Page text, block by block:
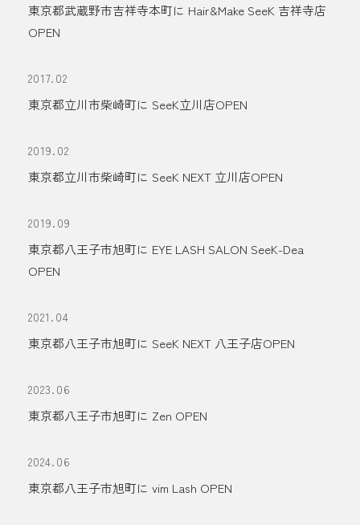
東京都武蔵野市吉祥寺本町に Hair&Make SeeK 吉祥寺店
OPEN
2017.02
東京都立川市柴崎町に SeeK立川店OPEN
2019.02
東京都立川市柴崎町に SeeK NEXT 立川店OPEN
2019.09
東京都八王子市旭町に EYE LASH SALON SeeK-Dea
OPEN
2021.04
東京都八王子市旭町に SeeK NEXT 八王子店OPEN
2023.06
東京都八王子市旭町に Zen OPEN
2024.06
東京都八王子市旭町に vim Lash OPEN